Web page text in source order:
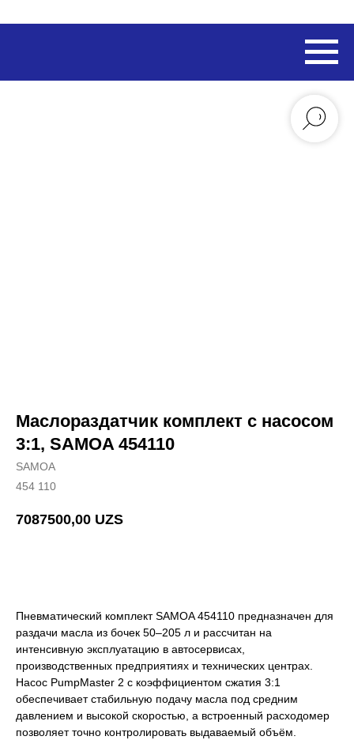
Маслораздатчик комплект с насосом
3:1, SAMOA 454110
SAMOA
454 110
7087500,00 UZS
Пневматический комплект SAMOA 454110 предназначен для
раздачи масла из бочек 50–205 л и рассчитан на
интенсивную эксплуатацию в автосервисах,
производственных предприятиях и технических центрах.
Насос PumpMaster 2 с коэффициентом сжатия 3:1
обеспечивает стабильную подачу масла под средним
давлением и высокой скоростью, а встроенный расходомер
позволяет точно контролировать выдаваемый объём.